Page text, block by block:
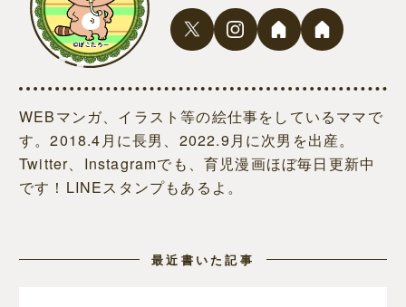
WEBマンガ、イラスト等の絵仕事をしているママで
す。2018.4月に長男、2022.9月に次男を出産。
Twitter、Instagramでも、育児漫画ほぼ毎日更新中
です！LINEスタンプもあるよ。
最近書いた記事